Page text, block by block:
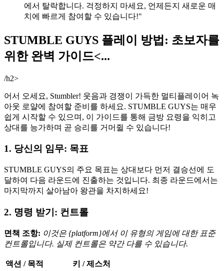
에서 탈락합니다. 걱정하지 마세요, 언제든지 새로운 매
치에 빠르게 참여할 수 있습니다!"
STUMBLE GUYS 플레이 방법: 초보자를
위한 완벽 가이드<...
/h2>
어서 오세요, Stumbler! 웃음과 경쟁이 가득한 멀티플레이어 녹
아웃 로얄에 참여할 준비를 하세요. STUMBLE GUYS는 매우
쉽게 시작할 수 있으며, 이 가이드를 통해 금방 요령을 익히고
상대를 능가하며 곧 승리를 거머쥘 수 있습니다!
1. 당신의 임무: 목표
STUMBLE GUYS의 주요 목표는 상대보다 먼저 결승선에 도
달하여 다음 라운드에 진출하는 것입니다. 최종 라운드에서는
마지막까지 살아남아 왕관을 차지하세요!
2. 명령 받기: 컨트롤
면책 조항: 이것은 {platform}에서 이 유형의 게임에 대한 표준
컨트롤입니다. 실제 컨트롤은 약간 다를 수 있습니다.
액션 / 목적
키 / 제스처